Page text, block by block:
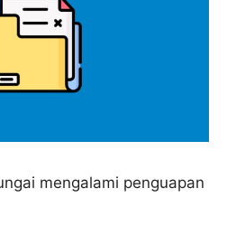
mengalami penguapan